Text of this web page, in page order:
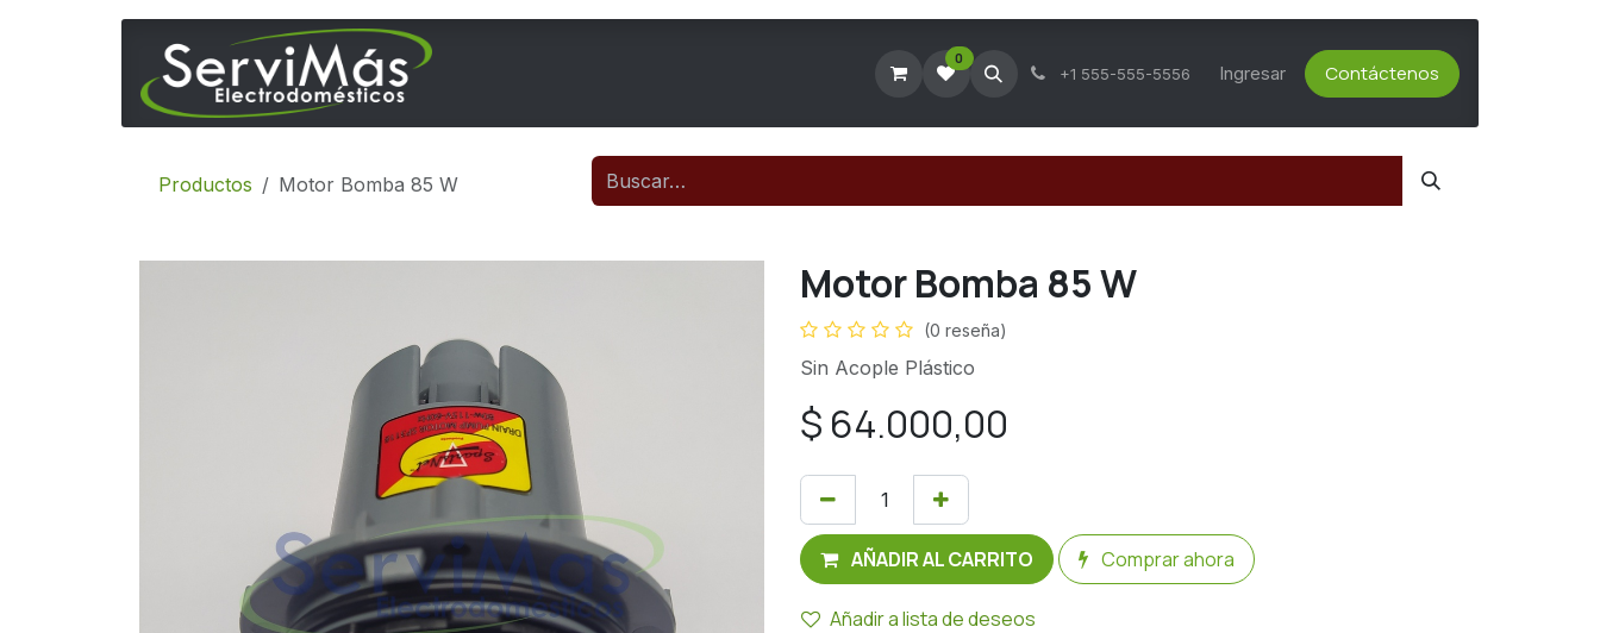
Agendar Visita Técnica Consultar Tickets Activos Asesoría Técnica Servicio al Cliente
0
+1 555-555-5556 Ingresar Contáctenos
Productos Motor Bomba 85 W
Motor Bomba 85 W
(0 reseña)
Sin Acople Plástico
$ 64.000,00
AÑADIR AL CARRITO Comprar ahora
Añadir a lista de deseos